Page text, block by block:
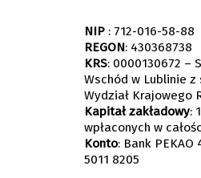
NIP : 712-016-58-88
REGON: 430368738
KRS: 0000130672 –
Wschód w Lublinie z
Wydział Krajowego
Kapitał zakładowy:
wpłaconych w
Konto: Bank PEKAO
5011 8205